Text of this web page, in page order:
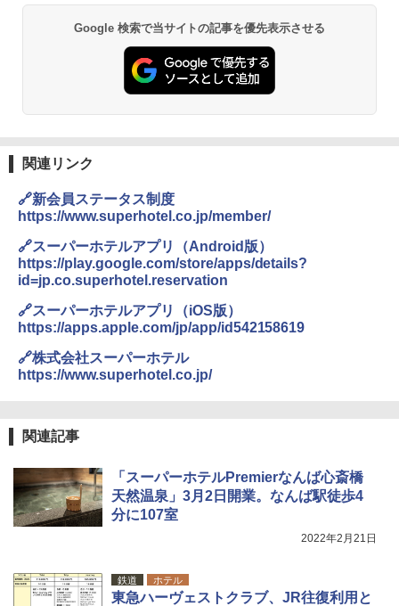
Google 検索で当サイトの記事を優先表示させる
関連リンク
🔗新会員ステータス制度
https://www.superhotel.co.jp/member/
🔗スーパーホテルアプリ（Android版）
https://play.google.com/store/apps/details?
id=jp.co.superhotel.reservation
🔗スーパーホテルアプリ（iOS版）
https://apps.apple.com/jp/app/id542158619
🔗株式会社スーパーホテル
https://www.superhotel.co.jp/
関連記事
「スーパーホテルPremierなんば心斎橋
天然温泉」3月2日開業。なんば駅徒歩4
分に107室
2022年2月21日
鉄道 ホテル
東急ハーヴェストクラブ、JR往復利用と